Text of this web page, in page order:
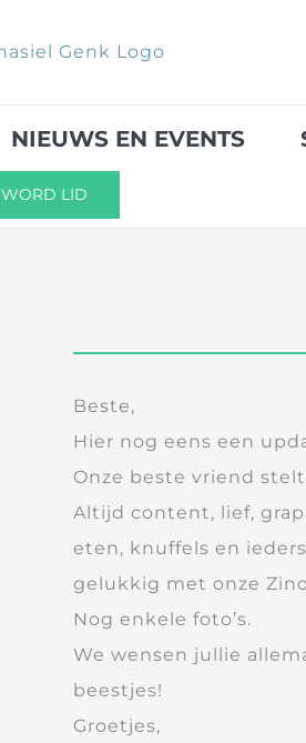
NIEUWS EN EVENTS
WORD LID
Beste,
Hier nog eens een
Onze beste vriend
Altijd content, lief,
eten, knuffels en
gelukkig met onze
Nog enkele foto’s.
We wensen jullie
beestjes!
Groetjes,